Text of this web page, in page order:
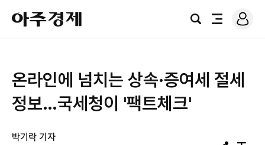
아
주
경
검
전
로
그
온라인에 넘치는 상속·증여세 절세
정보…국세청이 '팩트체크'
박기락 기자